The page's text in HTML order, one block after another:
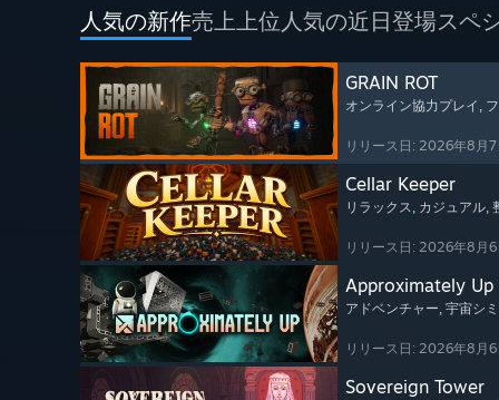
人気の新作売上上位人気の近日登場スペ
GRAIN ROT
オンライン協力プレイ ,
リリース日: 2026年8月
Cellar Keeper
リラックス, カジュアル,
リリース日: 2026年8月
Approximately Up
アドベンチャー, 宇宙シ
リリース日: 2026年8月
Sovereign Tower